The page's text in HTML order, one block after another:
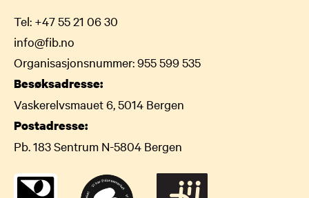
Tel: +47 55 21 06 30
info@fib.no
Organisasjonsnummer: 955 599 535
Besøksadresse:
Vaskerelvsmauet 6, 5014 Bergen
Postadresse:
Pb. 183 Sentrum N-5804 Bergen